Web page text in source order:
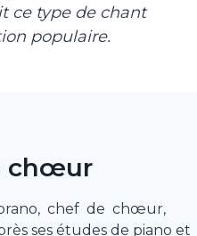
ce type de chant
populaire.
chœur
chef de chœur,
ses études de piano et